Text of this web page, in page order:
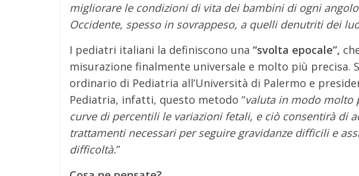
migliorare le condizioni di vita dei bambini di ogni
Occidente, spesso in sovrappeso, a quelli denutriti dei
I pediatri italiani la definiscono una “svolta epocale”,
misurazione finalmente universale e molto più precisa.
ordinario di Pediatria all’Università di Palermo e
Pediatria, infatti, questo metodo “valuta in modo molto
curve di percentili le variazioni fetali, e ciò consentirà di
trattamenti necessari per seguire gravidanze difficili e
difficoltà.”